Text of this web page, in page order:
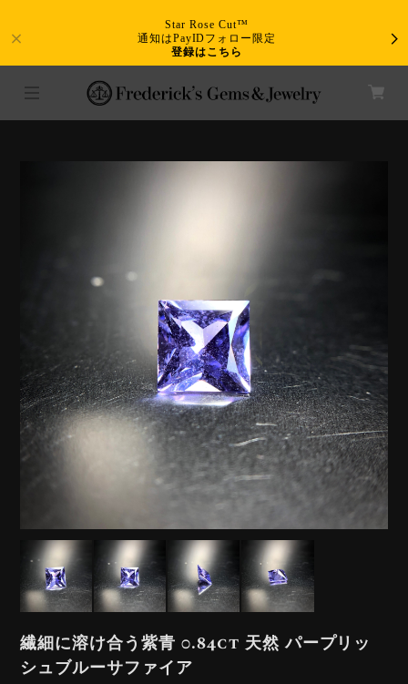
Star Rose Cut™
通知はPayIDフォロー限定
登録はこちら
繊細に溶け合う紫青 0.84ct 天然 パープリッ
シュブルーサファイア